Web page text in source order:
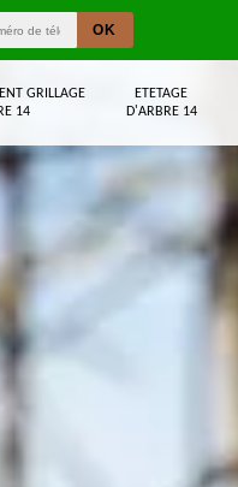
GRILLAGE
14
ETETAGE
D'ARBRE 14